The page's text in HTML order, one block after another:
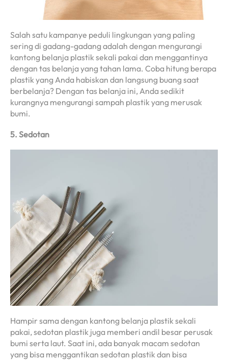
Salah satu kampanye peduli lingkungan yang paling
sering di gadang-gadang adalah dengan mengurangi
kantong belanja plastik sekali pakai dan menggantinya
dengan tas belanja yang tahan lama. Coba hitung berapa
plastik yang Anda habiskan dan langsung buang saat
berbelanja? Dengan tas belanja ini, Anda sedikit
kurangnya mengurangi sampah plastik yang merusak
bumi.
5. Sedotan
Hampir sama dengan kantong belanja plastik sekali
pakai, sedotan plastik juga memberi andil besar perusak
bumi serta laut. Saat ini, ada banyak macam sedotan
yang bisa menggantikan sedotan plastik dan bisa